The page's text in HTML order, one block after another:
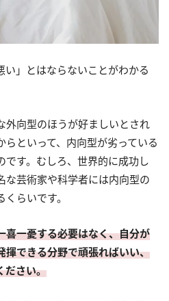
い」とはならないことがわかる
外向型のほうが好ましいとされ
といって、内向型が劣っている
です。むしろ、世界的に成功し
な芸術家や科学者には内向型の
らいです。
喜一憂する必要はなく、自分が
揮できる分野で頑張ればいい、
ださい。